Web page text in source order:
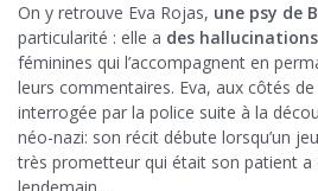
On y retrouve Eva Rojas, une psy de
particularité : elle a des
féminines qui l’accompagnent en
leurs commentaires. Eva, aux côtés
interrogée par la police suite à la
néo-nazi: son récit débute lorsqu’un
très prometteur qui était son patient a